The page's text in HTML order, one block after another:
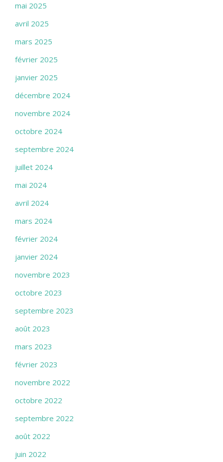
mai 2025
avril 2025
mars 2025
février 2025
janvier 2025
décembre 2024
novembre 2024
octobre 2024
septembre 2024
juillet 2024
mai 2024
avril 2024
mars 2024
février 2024
janvier 2024
novembre 2023
octobre 2023
septembre 2023
août 2023
mars 2023
février 2023
novembre 2022
octobre 2022
septembre 2022
août 2022
juin 2022